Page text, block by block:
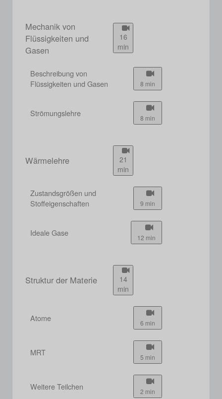
Mechanik von
Flüssigkeiten und
Gasen
16
min
Beschreibung von
Flüssigkeiten und Gasen
8 min
Strömungslehre 8 min
Wärmelehre
21
min
Zustandsgrößen und
Stoffeigenschaften
9 min
Ideale Gase 12 min
Struktur der Materie
14
min
Atome 6 min
MRT 5 min
Weitere Teilchen 2 min